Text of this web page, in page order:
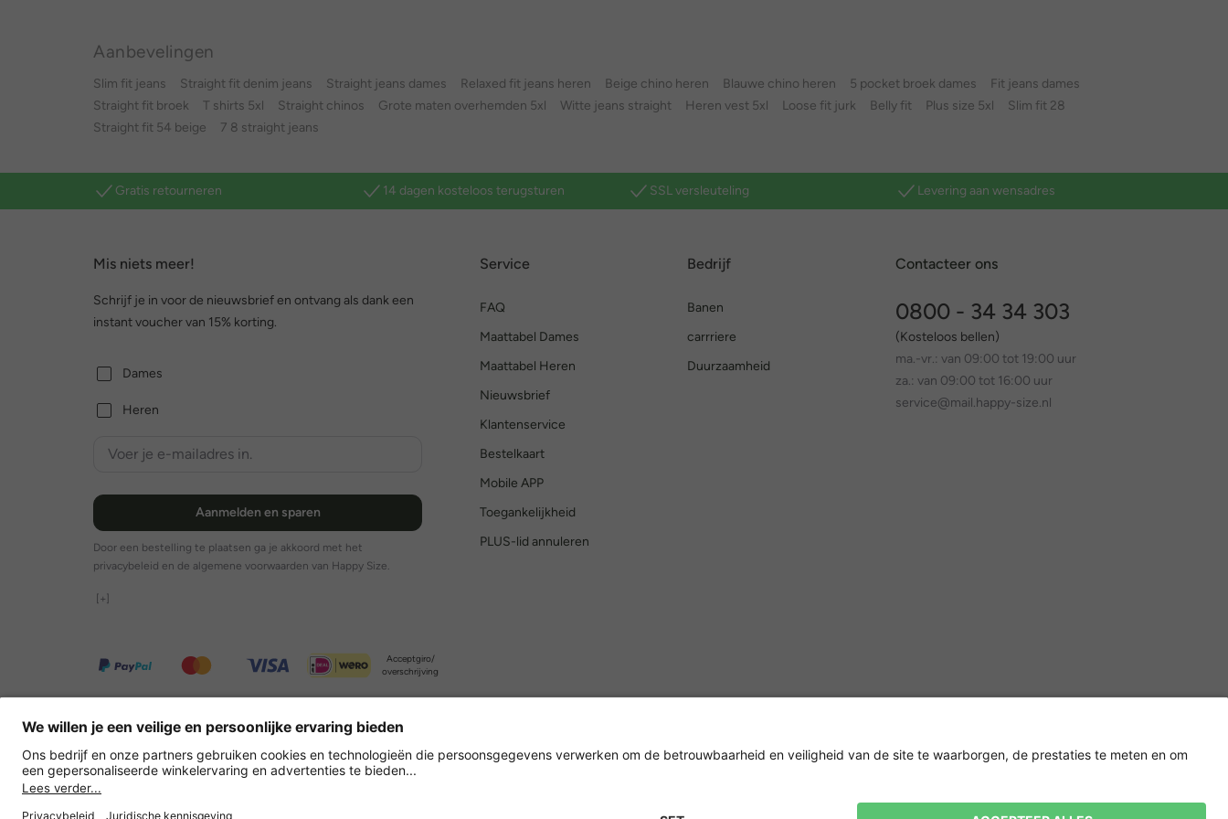
Aanbevelingen
Slim fit jeans Straight fit denim jeans Straight jeans dames Relaxed fit jeans heren Beige chino heren Blauwe chino heren 5 pocket broek dames
Fit jeans dames
Straight fit broek
T shirts 5xl Straight chinos Grote maten overhemden 5xl Witte jeans straight Heren vest 5xl Loose fit jurk Belly fit Plus size 5xl
Slim fit 28
Straight fit 54 beige
7 8 straight jeans
Gratis retourneren 14 dagen kosteloos terugsturen SSL versleuteling Levering aan wensadres
Mis niets meer!
Schrijf je in voor de nieuwsbrief en ontvang als dank een
instant voucher van 15% korting.
Dames
Heren
Aanmelden en sparen
Door een bestelling te plaatsen ga je akkoord met het
privacybeleid en de algemene voorwaarden van Happy Size.
[+]
Service
FAQ
Maattabel Dames
Maattabel Heren
Nieuwsbrief
Klantenservice
Bestelkaart
Mobile APP
Toegankelijkheid
PLUS-lid annuleren
Bedrijf
Banen
carrriere
Duurzaamheid
Contacteer ons
0800 - 34 34 303
(Kosteloos bellen)
ma.-vr.: van 09:00 tot 19:00 uur
za.: van 09:00 tot 16:00 uur
service@mail.happy-size.nl
Acceptgiro/
overschrijving
Overige webwinkels
Nederland
Versleuteling met